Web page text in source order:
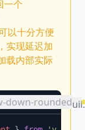
一个
以十分方便
实现延迟加
载内部实际
down-rounded